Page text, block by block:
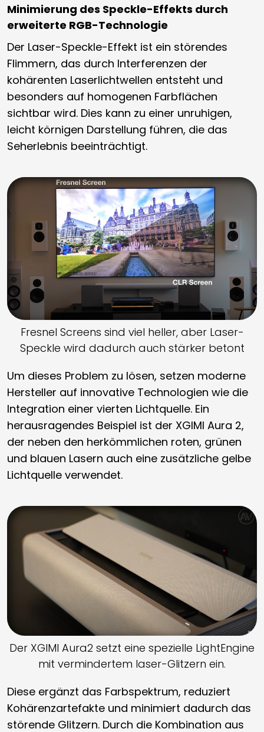
Minimierung des Speckle-Effekts durch
erweiterte RGB-Technologie
Der Laser-Speckle-Effekt ist ein störendes
Flimmern, das durch Interferenzen der
kohärenten Laserlichtwellen entsteht und
besonders auf homogenen Farbflächen
sichtbar wird. Dies kann zu einer unruhigen,
leicht körnigen Darstellung führen, die das
Seherlebnis beeinträchtigt.
Fresnel Screens sind viel heller, aber Laser-
Speckle wird dadurch auch stärker betont
Um dieses Problem zu lösen, setzen moderne
Hersteller auf innovative Technologien wie die
Integration einer vierten Lichtquelle. Ein
herausragendes Beispiel ist der XGIMI Aura 2,
der neben den herkömmlichen roten, grünen
und blauen Lasern auch eine zusätzliche gelbe
Lichtquelle verwendet.
Der XGIMI Aura2 setzt eine spezielle LightEngine
mit vermindertem laser-Glitzern ein.
Diese ergänzt das Farbspektrum, reduziert
Kohärenzartefakte und minimiert dadurch das
störende Glitzern. Durch die Kombination aus